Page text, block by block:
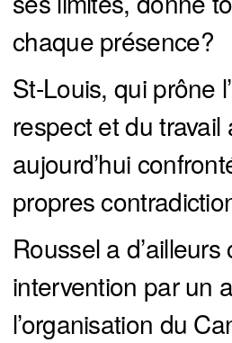
chaque présence?
St-Louis, qui prône
respect et du
aujourd’hui
propres
Roussel a
intervention par un
l’organisation du